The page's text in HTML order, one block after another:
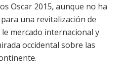
Oscar 2015, aunque no ha
una revitalización de
mercado internacional y
occidental sobre las